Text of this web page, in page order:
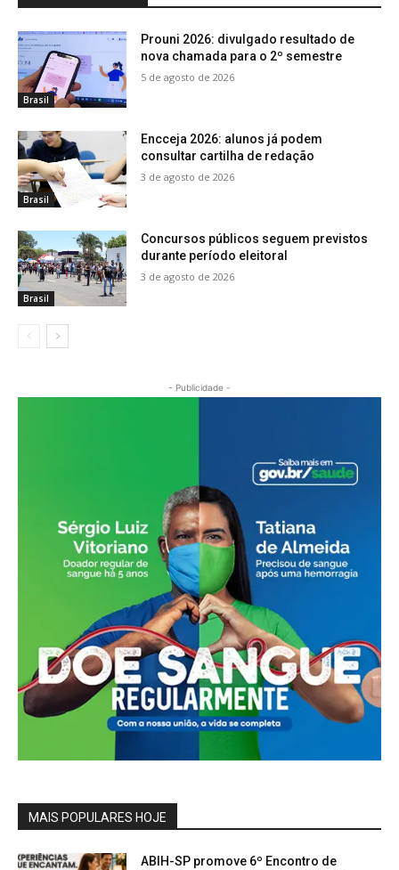
Brasil
Prouni 2026: divulgado resultado de
nova chamada para o 2º semestre
5 de agosto de 2026
Brasil
Encceja 2026: alunos já podem
consultar cartilha de redação
3 de agosto de 2026
Brasil
Concursos públicos seguem previstos
durante período eleitoral
3 de agosto de 2026
- Publicidade -
MAIS POPULARES HOJE
ABIH-SP promove 6º Encontro de